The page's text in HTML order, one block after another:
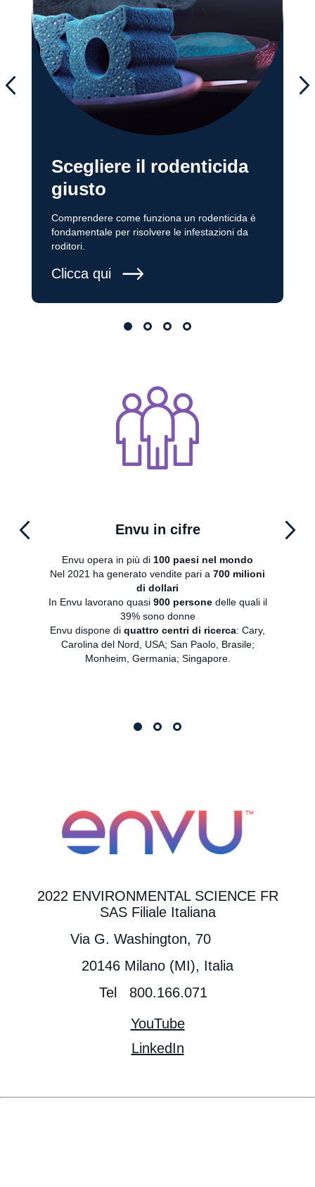
Scegliere il rodenticida
giusto
Comprendere come funziona un rodenticida è
fondamentale per risolvere le infestazioni da
roditori.
Clicca qui
Envu in cifre
Envu opera in più di 100 paesi nel mondo
Nel 2021 ha generato vendite pari a 700 milioni
di dollari
In Envu lavorano quasi 900 personedelle quali il
39% sono donne
Envu dispone di quattro centri di ricerca: Cary,
Carolina del Nord, USA; San Paolo, Brasile;
Monheim, Germania; Singapore.
2022 ENVIRONMENTAL SCIENCE FR
SAS Filiale Italiana
Via G. Washington, 70
20146 Milano (MI), Italia
Tel 800.166.071
YouTube
LinkedIn